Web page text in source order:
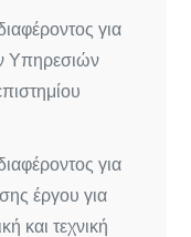
για
Υπηρεσιών
για
έργου για
και τεχνική